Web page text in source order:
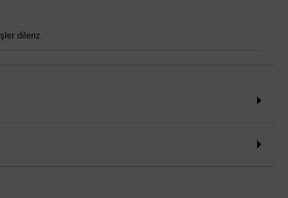
dileriz.